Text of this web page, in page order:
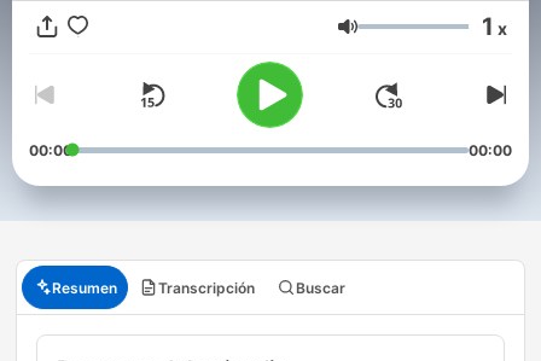
Volumen 1 x
00:00 00:00
Resumen Transcripción Buscar